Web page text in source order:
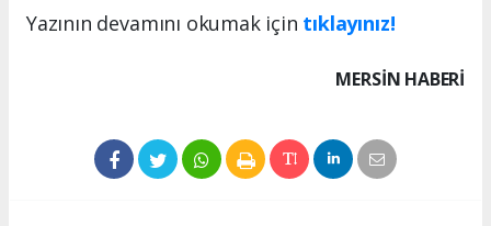
Yazının devamını okumak için tıklayınız!
MERSIN HABERİ